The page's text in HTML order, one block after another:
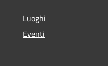
Luoghi
Eventi